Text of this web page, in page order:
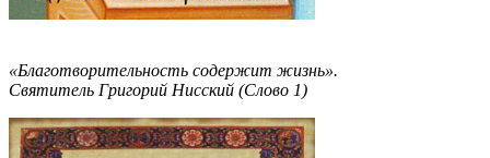
«Благотворительность содержит жизнь».
Святитель Григорий Нисский (Слово 1)